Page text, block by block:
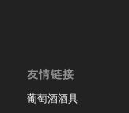
友情链接
葡萄酒酒具